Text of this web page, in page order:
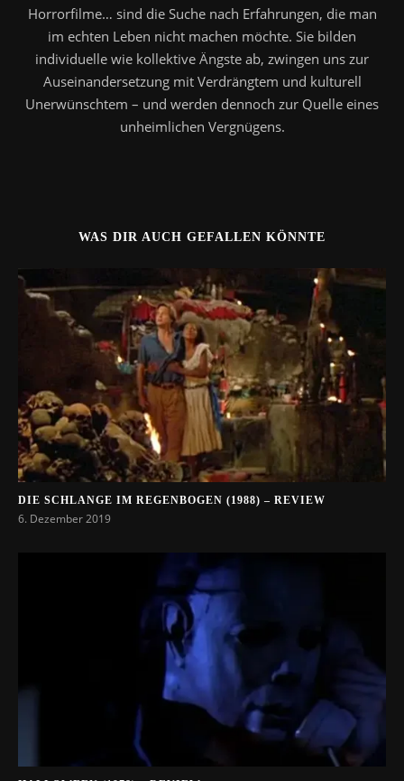
Horrorfilme… sind die Suche nach Erfahrungen, die man
im echten Leben nicht machen möchte. Sie bilden
individuelle wie kollektive Ängste ab, zwingen uns zur
Auseinandersetzung mit Verdrängtem und kulturell
Unerwünschtem – und werden dennoch zur Quelle eines
unheimlichen Vergnügens.
WAS DIR AUCH GEFALLEN KÖNNTE
DIE SCHLANGE IM REGENBOGEN (1988) – REVIEW
6. Dezember 2019